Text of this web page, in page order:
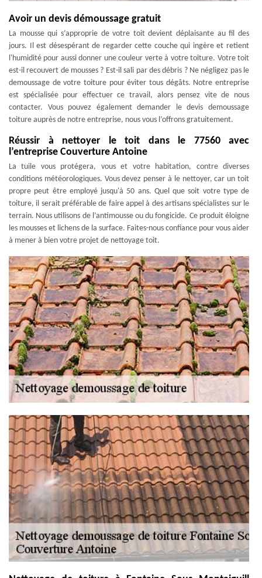
Avoir un devis démoussage gratuit
La mousse qui s’approprie de votre toit devient déplaisante au fil des
jours. Il est désespérant de regarder cette couche qui ingère et retient
l'humidité pour aussi donner une couleur verte à votre toiture. Votre toit
est-il recouvert de mousses ? Est-il sali par des débris ? Ne négligez pas le
demoussage de votre toiture pour éviter tous dégâts. Notre entreprise
est spécialisée pour effectuer ce travail, alors pensez vite de nous
contacter. Vous pouvez également demander le devis demoussage
toiture auprès de notre entreprise, nous vous l’offrons gratuitement.
Réussir à nettoyer le toit dans le 77560 avec
l’entreprise Couverture Antoine
La tuile vous protégera, vous et votre habitation, contre diverses
conditions météorologiques. Vous devez penser à le nettoyer, car un toit
propre peut être employé jusqu'à 50 ans. Quel que soit votre type de
toiture, il serait préférable de faire appel à des artisans spécialistes sur le
terrain. Nous utilisons de l’antimousse ou du fongicide. Ce produit éloigne
les mousses et lichens de la surface. Faites-nous confiance pour vous aider
à mener à bien votre projet de nettoyage toit.